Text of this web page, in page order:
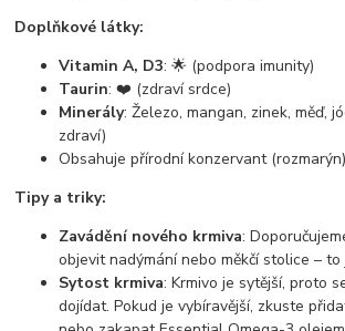
Doplňkové látky:
Vitamin A, D3: 🌟 (podpora imunity)
Taurin: ❤️ (zdraví srdce)
Minerály: Železo, mangan, zinek, měď,
zdraví)
Obsahuje přírodní konzervant
Tipy a triky:
Zavádění nového krmiva:
objevit nadýmání nebo měkčí stolice –
Sytost krmiva: Krmivo je sytější, proto
dojídat. Pokud je vybíravější, zkuste